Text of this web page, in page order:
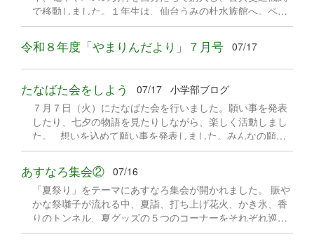
に心より御礼申し上げます。 全校集会ではここまでの振
り返りや夏休み中にしてほしいことなどを話したのです
が、何よりも強調したのは、夏休みが終わった後の８月２
４日(月)に、全員元気に登校してほしい、ということでし
た。 海難事故や交通事故等で子どもが犠牲になるニュー
スが散見されます。事故に遭ったり病気になったりするこ
となく、夏休みを元気に過ごしてほしい。それが子どもた
ちに関わる者全員の願いだと思います。御家庭だけではな
く、様々な場面で、私たち教職員も含む様々な方々が、少
しでも目を配れるような社会であってほしいです。 子ど
もたちだけではなく御家族の皆さまも健やかに過ごしてほ
しいですし...
で移動しました。１年生は、仙台うみの杜水族館へ。ペン
ギンの餌やりやイルカショーを楽しみました。２年生は、
松島へ。円通院で自分だけの数珠づくりを行いました。３
年生は新利府のＶＳパークへ。自分の体験したい遊びを選
び、たくさん体を動かしました。 ペンギンの餌やり おいし
た。 笹かまを焼いて食べました。おいしかったです。 「Ｖ
Ｓパーク」。ネットが移動する卓球やセグウェイを楽しみ
ました。
令和８年度「やまりんだより」７月号 07/17
たなばた会をしよう 07/17 小学部ブログ
７月７日（火）にたなばた会を行いました。願い事を発表
したり、七夕の物語を見たりしながら、楽しく活動しまし
た。 想いを込めて願い事を発表しました。みんなの願い
が叶いますように。 あすなろ教室の友達も願い事を発表
しました。素敵な願い事だね。 プレイバルーンで天の川
の世界を楽しみました。とても綺麗だね。
あすなろ集会② 07/16
「夏祭り」をテーマにあすなろ集会が開かれました。 賑や
かな祭囃子が流れる中、夏詣、打ち上げ花火、かき氷、香
りのトンネル、夏グッズの５つのコーナーをそれぞれ巡り
ました。 夏グッズを手に取ったり、爽やかなミントの香り